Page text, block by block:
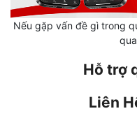
Lịch Sử
Mưu Mô
Nếu gặp vấn đề gì trong
Hỗ trợ
Liên